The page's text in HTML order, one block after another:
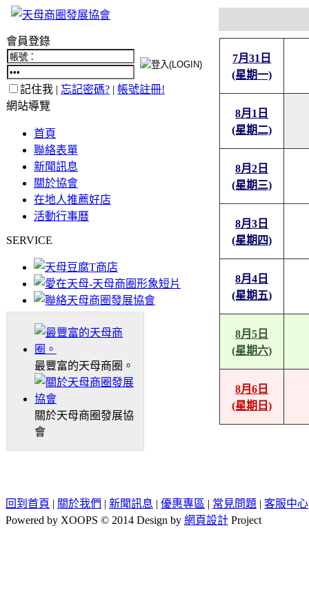
會員登錄
記住我 | 忘記密碼? | 帳號註冊!
網站導覽
首頁
聯絡表單
新聞訊息
關於協會
在地人推薦好店
活動行事曆
SERVICE
最豐富的天母商圈。
關於天母商圈發展協
會
7月31日
(星期一)
8月1日
(星期二)
8月2日
(星期三)
8月3日
(星期四)
8月4日
(星期五)
8月5日
(星期六)
8月6日
(星期日)
回到首頁 | 關於我們 | 新聞訊息 | 優惠專區 | 常見問題 | 客服中心
Powered by XOOPS © 2014 Design by 網頁設計 Project